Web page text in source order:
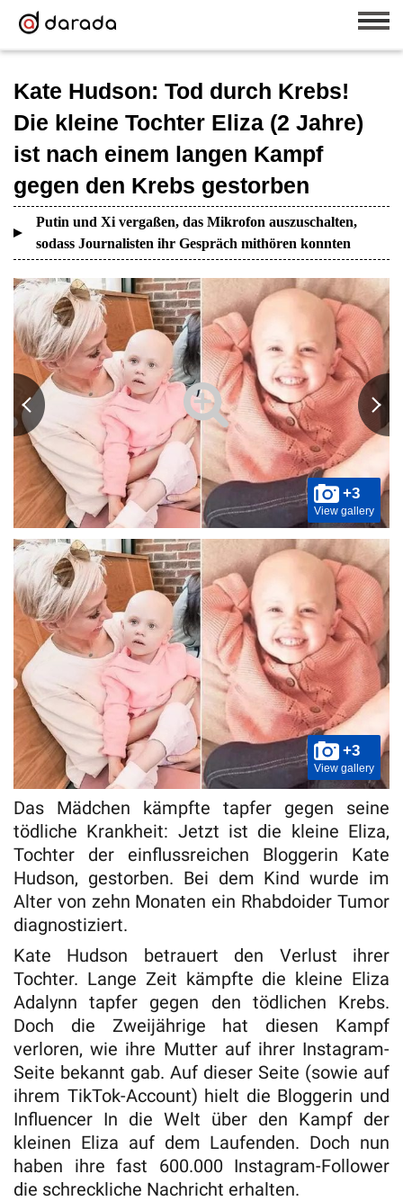
Kate Hudson: Tod durch Krebs!
Die kleine Tochter Eliza (2 Jahre)
ist nach einem langen Kampf
gegen den Krebs gestorben
Putin und Xi vergaßen, das Mikrofon auszuschalten,
sodass Journalisten ihr Gespräch mithören konnten
+3
View gallery
+3
View gallery
Das Mädchen kämpfte tapfer gegen seine
tödliche Krankheit: Jetzt ist die kleine Eliza,
Tochter der einflussreichen Bloggerin Kate
Hudson, gestorben. Bei dem Kind wurde im
Alter von zehn Monaten ein Rhabdoider Tumor
diagnostiziert.
Kate Hudson betrauert den Verlust ihrer
Tochter. Lange Zeit kämpfte die kleine Eliza
Adalynn tapfer gegen den tödlichen Krebs.
Doch die Zweijährige hat diesen Kampf
verloren, wie ihre Mutter auf ihrer Instagram-
Seite bekannt gab. Auf dieser Seite (sowie auf
ihrem TikTok-Account) hielt die Bloggerin und
Influencer In die Welt über den Kampf der
kleinen Eliza auf dem Laufenden. Doch nun
haben ihre fast 600.000 Instagram-Follower
die schreckliche Nachricht erhalten.